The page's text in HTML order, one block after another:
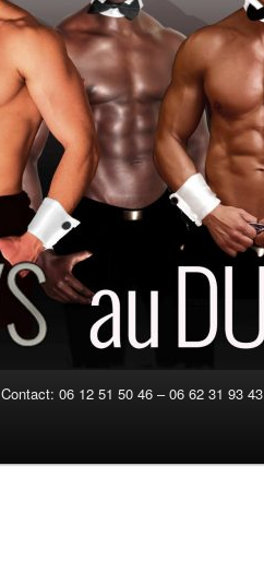
Contact: 06 12 51 50 46 – 06 62 31 93 43